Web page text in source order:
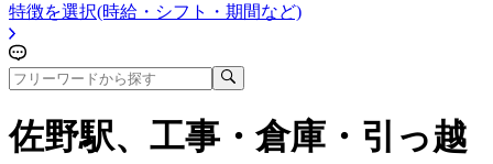
特徴を選択(時給・シフト・期間など)
佐野駅、工事・倉庫・引っ越